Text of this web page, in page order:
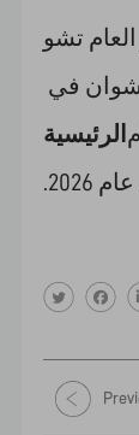
العام تشو
في
الرئيسية
2026.